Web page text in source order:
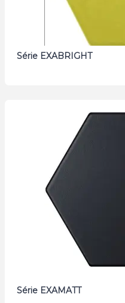
Série EXABRIGHT
Série EXAMATT